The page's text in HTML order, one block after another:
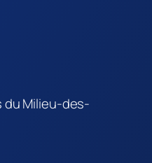
du Milieu-des-